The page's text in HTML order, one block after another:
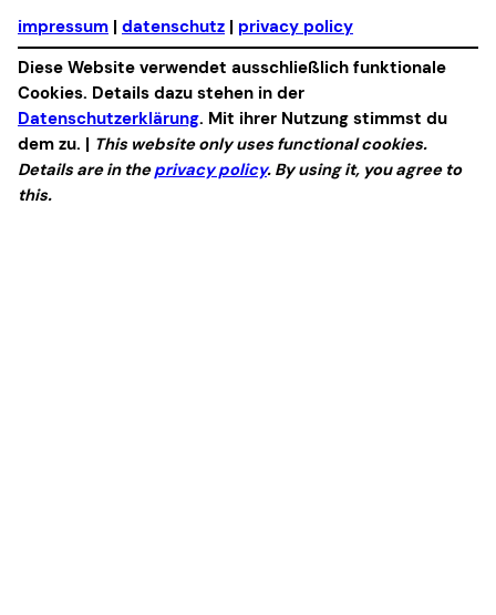
impressum | datenschutz | privacy policy
Diese Website verwendet ausschließlich funktionale
Cookies. Details dazu stehen in der
Datenschutzerklärung. Mit ihrer Nutzung stimmst du
dem zu. | This website only uses functional cookies.
Details are in theprivacy policy. By using it, you agree to
this.